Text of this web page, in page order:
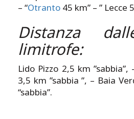
– “Otranto 45 km” – ” Lecce
Distanza
limitrofe:
Lido Pizzo 2,5 km
3,5 km ”sabbia ”, – Baia
“sabbia”.